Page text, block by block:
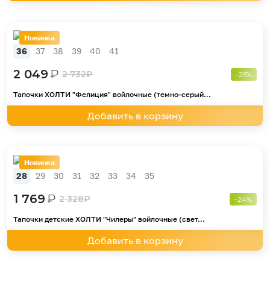
Новинка
36 37 38 39 40 41
2 049₽ 2 732₽ -25%
Тапочки ХОЛТИ "Фелиция" войлочные (темно-серый...
Добавить в корзину
Новинка
28 29 30 31 32 33 34 35
1 769₽ 2 328₽ -24%
Тапочки детские ХОЛТИ "Чилеры" войлочные (свет...
Добавить в корзину